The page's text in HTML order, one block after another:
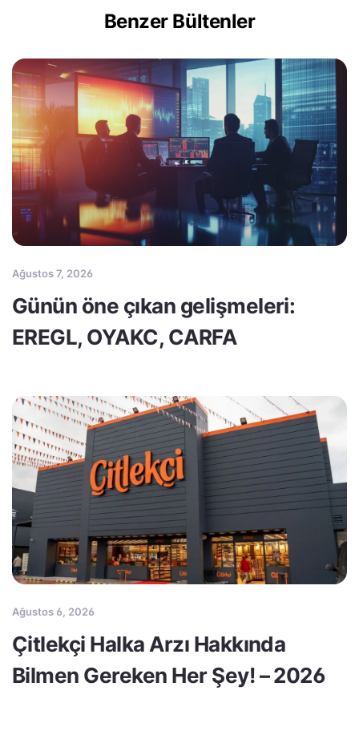
Benzer Bültenler
Ağustos 7, 2026
Günün öne çıkan gelişmeleri:
EREGL, OYAKC, CARFA
Ağustos 6, 2026
Çitlekçi Halka Arzı Hakkında
Bilmen Gereken Her Şey! – 2026